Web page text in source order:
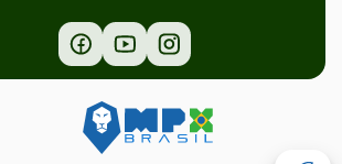
Acessar
a
Rede
Social
Acessar
a
Rede
Social
Acessar
a
Rede
Social